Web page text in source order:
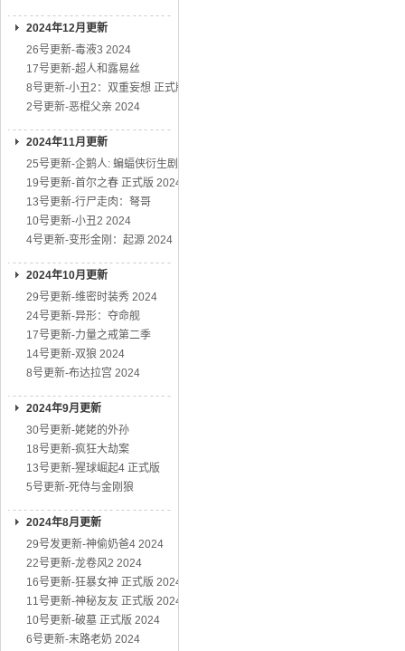
2024年12月更新
26号更新-毒液3 2024
17号更新-超人和露易丝
8号更新-小丑2：双重妄想 正式版
2号更新-恶棍父亲 2024
2024年11月更新
25号更新-企鹅人: 蝙蝠侠衍生剧
19号更新-首尔之春 正式版 2024
13号更新-行尸走肉：弩哥
10号更新-小丑2 2024
4号更新-变形金刚：起源 2024
2024年10月更新
29号更新-维密时装秀 2024
24号更新-异形：夺命舰
17号更新-力量之戒第二季
14号更新-双狼 2024
8号更新-布达拉宫 2024
2024年9月更新
30号更新-姥姥的外孙
18号更新-疯狂大劫案
13号更新-猩球崛起4 正式版
5号更新-死侍与金刚狼
2024年8月更新
29号发更新-神偷奶爸4 2024
22号更新-龙卷风2 2024
16号更新-狂暴女神 正式版 2024
11号更新-神秘友友 正式版 2024
10号更新-破墓 正式版 2024
6号更新-末路老奶 2024